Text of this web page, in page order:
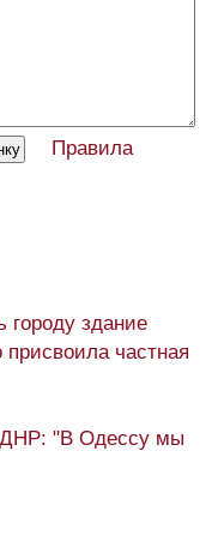
Правила
городу здание
присвоила частная
ДНР: "В Одессу мы